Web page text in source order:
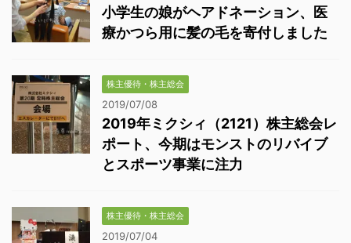
小学生の娘がヘアドネーション、医
療かつら用に髪の毛を寄付しました
株主優待・株主総会
2019/07/08
2019年ミクシィ（2121）株主総会レ
ポート、今期はモンストのリバイブ
とスポーツ事業に注力
株主優待・株主総会
2019/07/04